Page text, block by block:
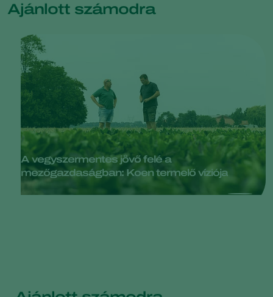
Ajánlott számodra
A vegyszermentes jövő felé a
mezőgazdaságban: Koen termelő víziója